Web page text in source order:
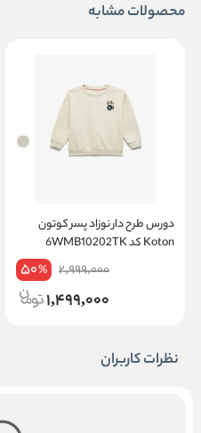
محصولات مشابه
دورس طرح دار نوزاد پسر کوتون
Koton کد 6WMB10202TK
2,999,000
50%
1,499,000
نظرات کاربران